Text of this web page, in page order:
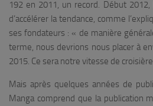
192 en 2011, un record. Début
d’accélérer la tendance, comme
ses fondateurs : « de manière
terme, nous devrions nous placer à
2015. Ce sera notre vitesse de croisière
Mais après quelques années de
Manga comprend que la publication